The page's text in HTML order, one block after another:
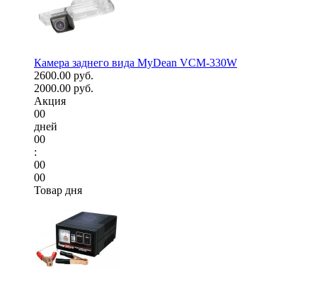
Камера заднего вида MyDean VCM-330W
2600.00 руб.
2000.00 руб.
Акция
00
дней
00
:
00
00
Товар дня